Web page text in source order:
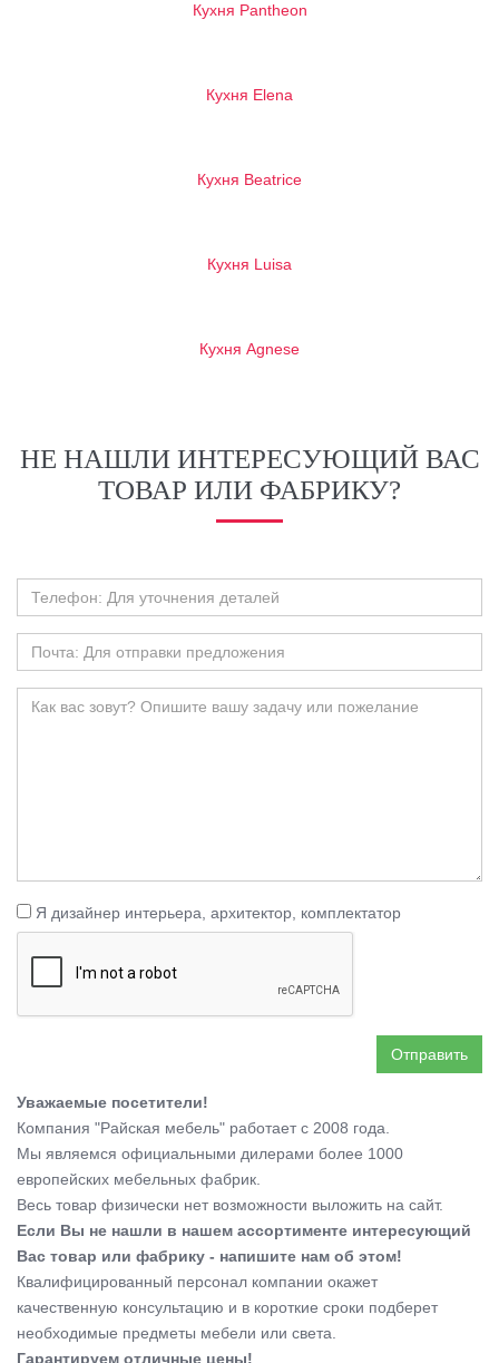
Кухня Pantheon
Кухня Elena
Кухня Beatrice
Кухня Luisa
Кухня Agnese
НЕ НАШЛИ ИНТЕРЕСУЮЩИЙ ВАС
ТОВАР ИЛИ ФАБРИКУ?
Я дизайнер интерьера, архитектор, комплектатор
Отправить
Уважаемые посетители!
Компания "Райская мебель" работает с 2008 года.
Мы являемся официальными дилерами более 1000
европейских мебельных фабрик.
Весь товар физически нет возможности выложить на сайт.
Если Вы не нашли в нашем ассортименте интересующий
Вас товар или фабрику - напишите нам об этом!
Квалифицированный персонал компании окажет
качественную консультацию и в короткие сроки подберет
необходимые предметы мебели или света.
Гарантируем отличные цены!